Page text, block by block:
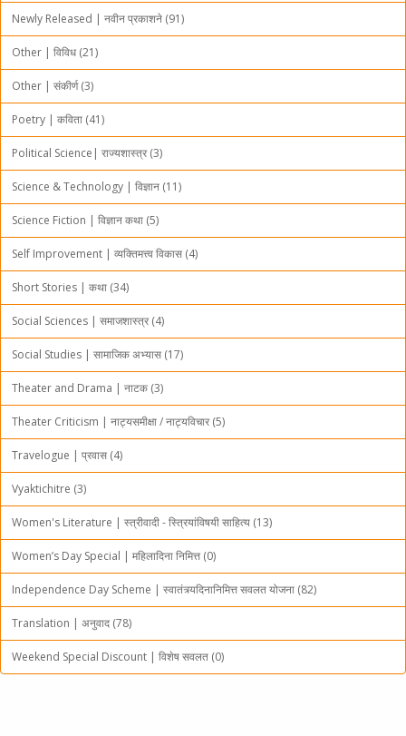
Newly Released | नवीन प्रकाशने (91)
Other | विविध (21)
Other | संकीर्ण (3)
Poetry | कविता (41)
Political Science| राज्यशास्त्र (3)
Science & Technology | विज्ञान (11)
Science Fiction | विज्ञान कथा (5)
Self Improvement | व्यक्तिमत्त्व विकास (4)
Short Stories | कथा (34)
Social Sciences | समाजशास्त्र (4)
Social Studies | सामाजिक अभ्यास (17)
Theater and Drama | नाटक (3)
Theater Criticism | नाट्यसमीक्षा / नाट्यविचार (5)
Travelogue | प्रवास (4)
Vyaktichitre (3)
Women's Literature | स्त्रीवादी - स्त्रियांविषयी साहित्य (13)
Women’s Day Special | महिलादिना निमित्त (0)
Independence Day Scheme | स्वातंत्र्यदिनानिमित्त सवलत योजना (82)
Translation | अनुवाद (78)
Weekend Special Discount | विशेष सवलत (0)